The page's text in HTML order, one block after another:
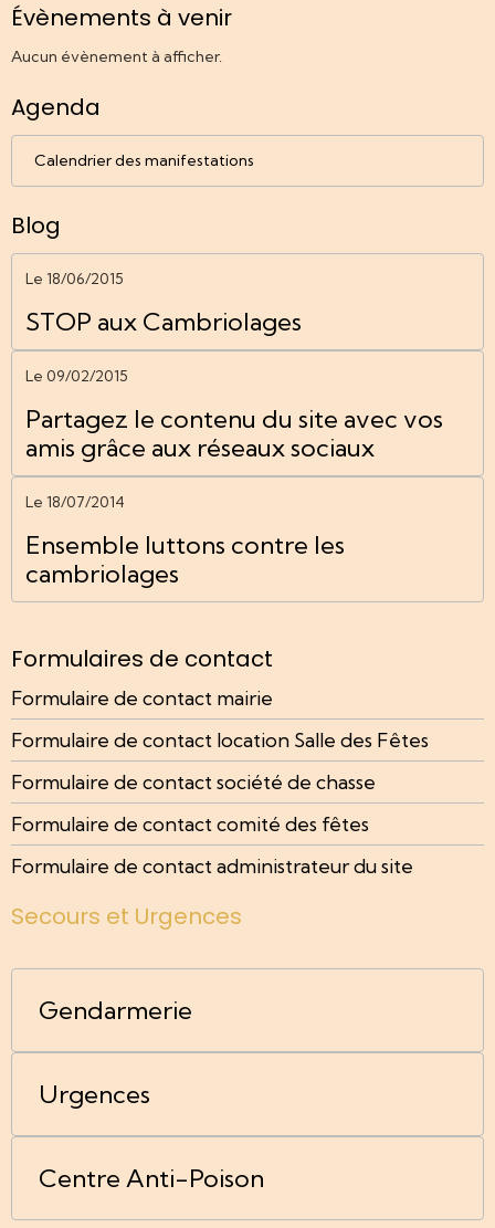
Évènements à venir
Aucun évènement à afficher.
Agenda
Calendrier des manifestations
Blog
Le 18/06/2015
STOP aux Cambriolages
Le 09/02/2015
Partagez le contenu du site avec vos
amis grâce aux réseaux sociaux
Le 18/07/2014
Ensemble luttons contre les
cambriolages
Formulaires de contact
Formulaire de contact mairie
Formulaire de contact location Salle des Fêtes
Formulaire de contact société de chasse
Formulaire de contact comité des fêtes
Formulaire de contact administrateur du site
Secours et Urgences
Gendarmerie
Urgences
Centre Anti-Poison